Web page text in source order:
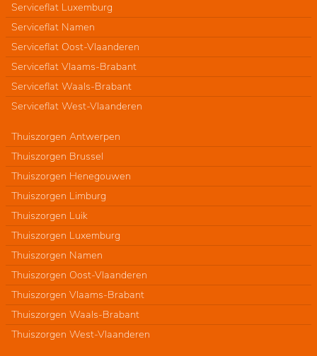
Serviceflat Luxemburg
Serviceflat Namen
Serviceflat Oost-Vlaanderen
Serviceflat Vlaams-Brabant
Serviceflat Waals-Brabant
Serviceflat West-Vlaanderen
Thuiszorgen Antwerpen
Thuiszorgen Brussel
Thuiszorgen Henegouwen
Thuiszorgen Limburg
Thuiszorgen Luik
Thuiszorgen Luxemburg
Thuiszorgen Namen
Thuiszorgen Oost-Vlaanderen
Thuiszorgen Vlaams-Brabant
Thuiszorgen Waals-Brabant
Thuiszorgen West-Vlaanderen